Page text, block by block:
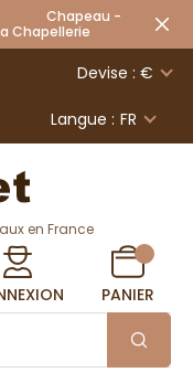
Chapeau -
Devise : €
Langue : FR
en France
PANIER